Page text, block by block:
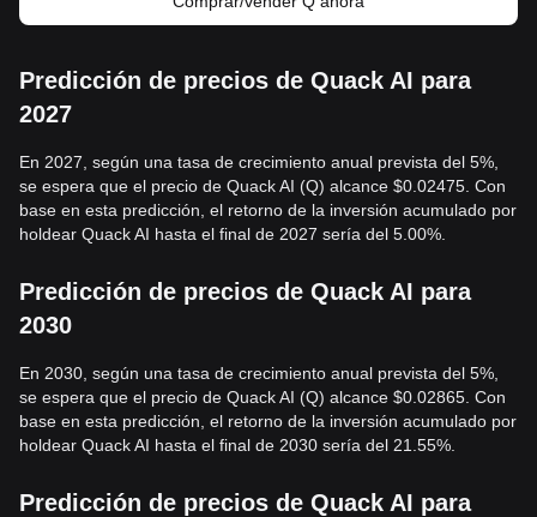
Predicción de precios de Quack AI para
2027
En 2027, según una tasa de crecimiento anual prevista del 5%,
se espera que el precio de Quack AI (Q) alcance $0.02475. Con
base en esta predicción, el retorno de la inversión acumulado por
holdear Quack AI hasta el final de 2027 sería del 5.00%.
Predicción de precios de Quack AI para
2030
En 2030, según una tasa de crecimiento anual prevista del 5%,
se espera que el precio de Quack AI (Q) alcance $0.02865. Con
base en esta predicción, el retorno de la inversión acumulado por
holdear Quack AI hasta el final de 2030 sería del 21.55%.
Predicción de precios de Quack AI para